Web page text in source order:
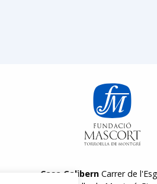
Casa GalibernCarrer de